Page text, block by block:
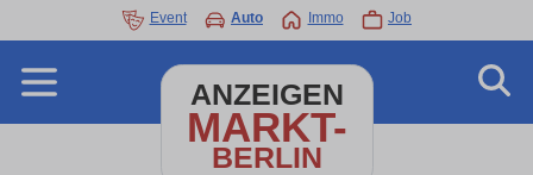
Event Auto Immo Job
ANZEIGEN
MARKT-
BERLIN